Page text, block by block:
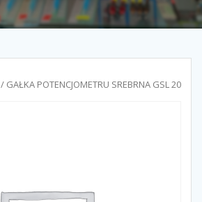
/ GAŁKA POTENCJOMETRU SREBRNA GSL 20